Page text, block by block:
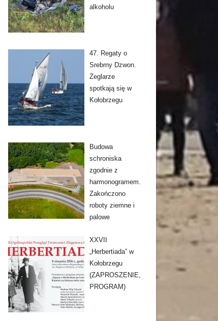
alkoholu
47. Regaty o
Srebrny Dzwon.
Żeglarze
spotkają się w
Kołobrzegu
Budowa
schroniska
zgodnie z
harmonogramem.
Zakończono
roboty ziemne i
palowe
XXVII
„Herbertiada” w
Kołobrzegu
(ZAPROSZENIE,
PROGRAM)